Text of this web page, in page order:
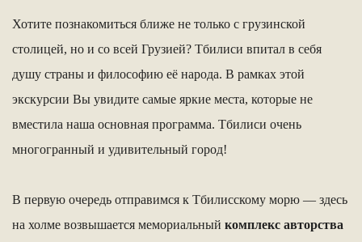
Хотите познакомиться ближе не только с грузинской
столицей, но и со всей Грузией? Тбилиси впитал в себя
душу страны и философию её народа. В рамках этой
экскурсии Вы увидите самые яркие места, которые не
вместила наша основная программа. Тбилиси очень
многогранный и удивительный город!
В первую очередь отправимся к Тбилисскому морю — здесь
на холме возвышается мемориальный комплекс авторства